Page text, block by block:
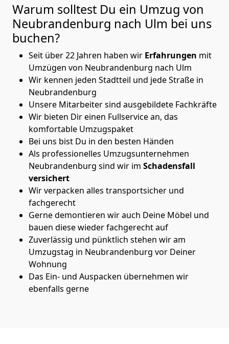
Warum solltest Du ein Umzug von
Neubrandenburg nach Ulm bei uns
buchen?
Seit über 22 Jahren haben wir Erfahrungen mit
Umzügen von Neubrandenburg nach Ulm
Wir kennen jeden Stadtteil und jede Straße in
Neubrandenburg
Unsere Mitarbeiter sind ausgebildete Fachkräfte
Wir bieten Dir einen Fullservice an, das
komfortable Umzugspaket
Bei uns bist Du in den besten Händen
Als professionelles Umzugsunternehmen
Neubrandenburg sind wir im Schadensfall
versichert
Wir verpacken alles transportsicher und
fachgerecht
Gerne demontieren wir auch Deine Möbel und
bauen diese wieder fachgerecht auf
Zuverlässig und pünktlich stehen wir am
Umzugstag in Neubrandenburg vor Deiner
Wohnung
Das Ein- und Auspacken übernehmen wir
ebenfalls gerne